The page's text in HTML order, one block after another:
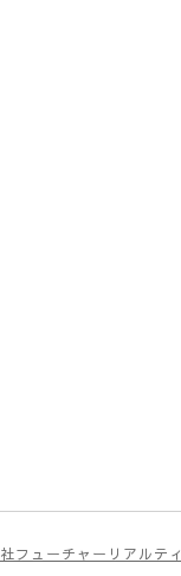
フューチャーリアルティ